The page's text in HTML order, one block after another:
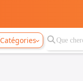
Catégories